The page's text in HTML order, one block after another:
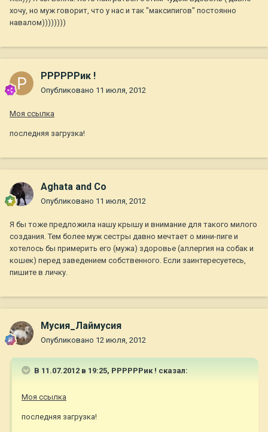
хочу, но муж говорит, что у нас и так "максипигов" постоянно
навалом))))))))
РРРРРРик !
Опубликовано 11 июля, 2012
Моя ссылка
последняя загрузка!
Aghata and Co
Опубликовано 11 июля, 2012
Я бы тоже предложила нашу крышу и внимание для такого милого
создания. Тем более муж сестры давно мечтает о мини-пиге и
хотелось бы примерить его (мужа) здоровье (аллергия на собак и
кошек) перед заведением собственного. Если заинтересуетесь,
пишите в личку.
Мусия_Лаймусия
Опубликовано 12 июля, 2012
В 11.07.2012 в 19:25, РРРРРРик ! сказал:
Моя ссылка
последняя загрузка!